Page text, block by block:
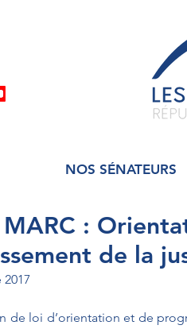
NOS SÉNATEURS
:
de la
de loi d’orientation et de